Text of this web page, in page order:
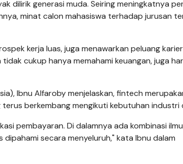
dilirik generasi muda. Seiring meningkatnya
minat calon mahasiswa terhadap jurusan
kerja luas, juga menawarkan peluang
cukup hanya memahami keuangan, juga
Ibnu Alfaroby menjelaskan, fintech
berkembang mengikuti kebutuhan industri
pembayaran. Di dalamnya ada kombinasi
secara menyeluruh," kata Ibnu dalam